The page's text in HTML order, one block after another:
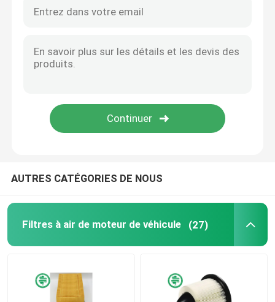
Filtres de matériel de construction
AUTRES CATÉGORIES DE NOUS
Filtres à air de moteur de véhicule (27)